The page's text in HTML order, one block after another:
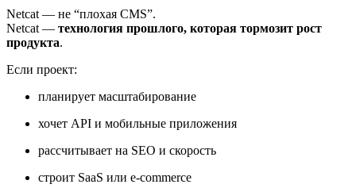
Netcat — не “плохая CMS”.
Netcat — технология прошлого, которая тормозит рост
продукта.
Если проект:
планирует масштабирование
хочет API и мобильные приложения
рассчитывает на SEO и скорость
строит SaaS или e-commerce